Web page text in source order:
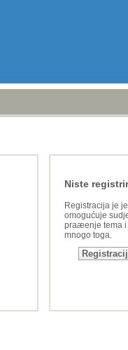
Niste
Registracija je
omogućuje
praæenje tema i
mnogo toga.